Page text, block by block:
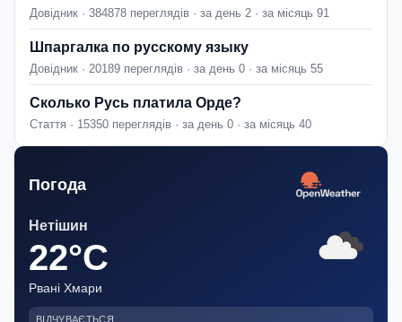
Довідник · 384878 переглядів · за день 2 · за місяць 91
Шпаргалка по русскому языку
Довідник · 20189 переглядів · за день 0 · за місяць 55
Сколько Русь платила Орде?
Стаття · 15350 переглядів · за день 0 · за місяць 40
Погода
Нетішин
22°C
Рвані Хмари
ВІДЧУВАЄТЬСЯ